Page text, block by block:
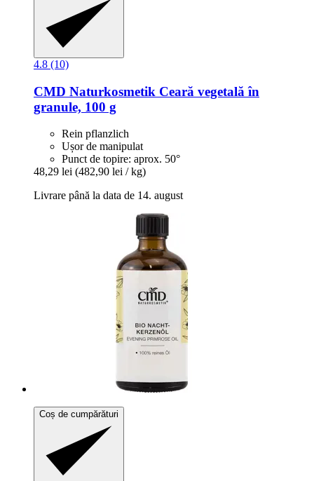
4.8 (10)
CMD Naturkosmetik Ceară vegetală în
granule, 100 g
Rein pflanzlich
Ușor de manipulat
Punct de topire: aprox. 50°
48,29 lei (482,90 lei / kg)
Livrare până la data de 14. august
Coș de cumpărături